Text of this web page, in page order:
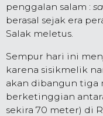
penggalan salam :
berasal sejak era
Salak meletus.
Sempur hari ini
karena sisikmelik
akan dibangun tiga
berketinggian
sekira 70 meter) di